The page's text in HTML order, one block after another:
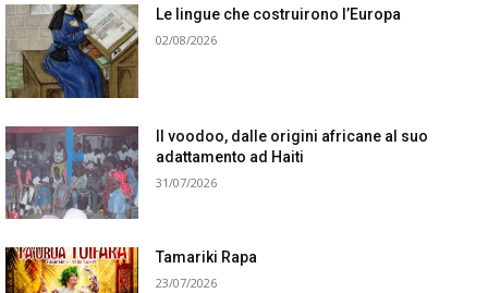
Le lingue che costruirono l’Europa
02/08/2026
Il voodoo, dalle origini africane al suo
adattamento ad Haiti
31/07/2026
Tamariki Rapa
23/07/2026